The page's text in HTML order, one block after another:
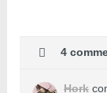
4
Hork